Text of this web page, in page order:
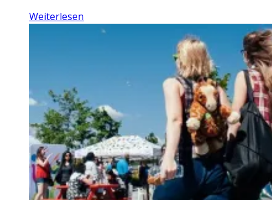
Weiterlesen